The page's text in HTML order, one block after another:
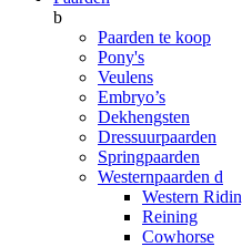
b
Paarden te koop
Pony's
Veulens
Embryo’s
Dekhengsten
Dressuurpaarden
Springpaarden
Westernpaarden d
Western
Reining
Cowhorse